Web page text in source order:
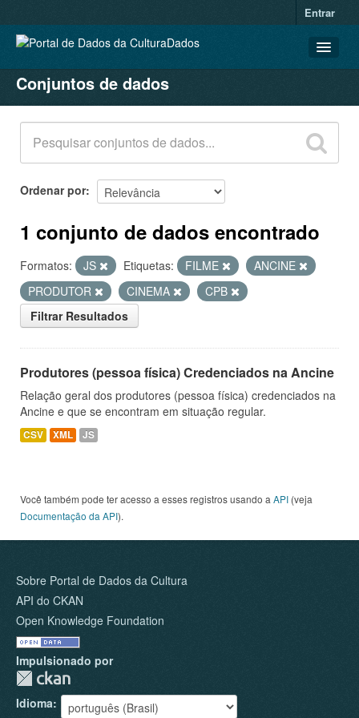
Entrar
CONJUNTOS DE DADOS
ORGANIZAÇÕES
GRUPOS
SOBRE
Conjuntos de dados
Ordenar por
1 conjunto de dados encontrado
Formatos: JS Etiquetas: FILME
ANCINE
PRODUTOR
CINEMA
CPB
Filtrar Resultados
Produtores (pessoa física) Credenciados na Ancine
Relação geral dos produtores (pessoa física) credenciados na
Ancine e que se encontram em situação regular.
CSV XML JS
Você também pode ter acesso a esses registros usando a API (veja
Documentação da API).
Sobre Portal de Dados da Cultura
API do CKAN
Open Knowledge Foundation
Impulsionado por
Idioma